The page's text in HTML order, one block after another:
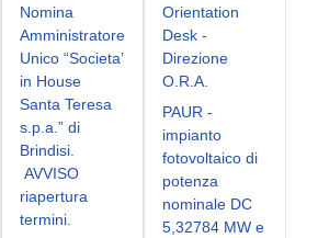
Nomina
Amministratore
Unico “Societa’
in House
Santa Teresa
s.p.a.” di
Brindisi.
AVVISO
riapertura
termini.
Orientation
Desk -
Direzione
O.R.A.
PAUR -
impianto
fotovoltaico di
potenza
nominale DC
5,32784 MW e